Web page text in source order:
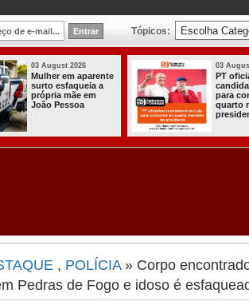
Tópicos:
03 August 2026
Mulher em aparente
surto esfaqueia a
própria mãe em
João Pessoa
03 August 2026
PT oficializa
candidatura
para
quarto
presidente
, POLÍCIA» Corpo
Pedras de Fogo e idoso é